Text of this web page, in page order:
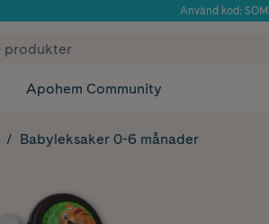
Använd kod:
✓ Fri frakt
Apohem Community
Babyleksaker 0-6 månader